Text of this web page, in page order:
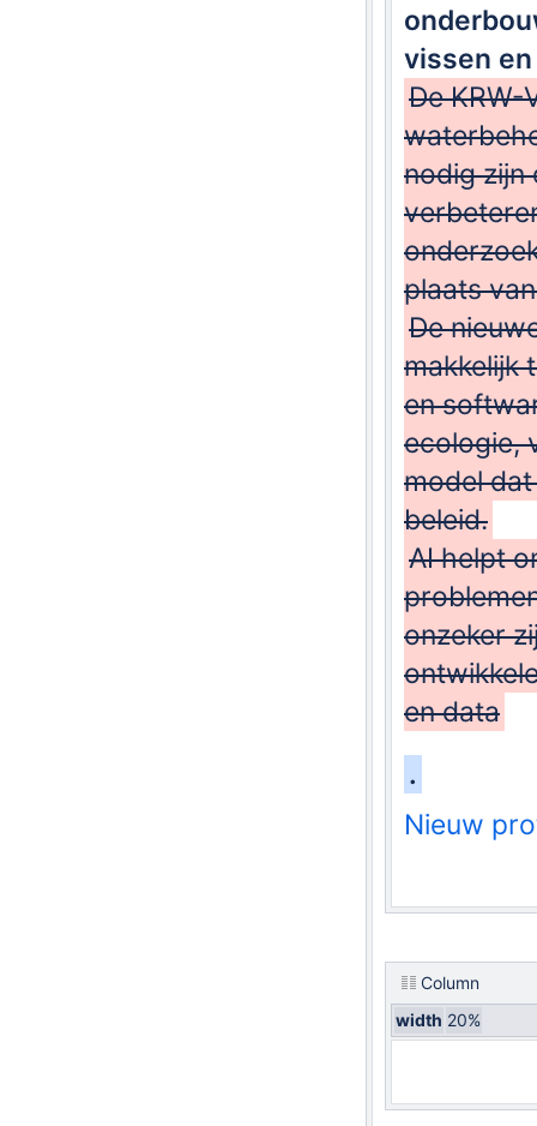
vissen
De KRW-
nodig zijn
plaats
De
makkelijk
en
ecologie,
model
beleid.
AI helpt
onzeker
en data
.
Nieuw
Column
width 20%